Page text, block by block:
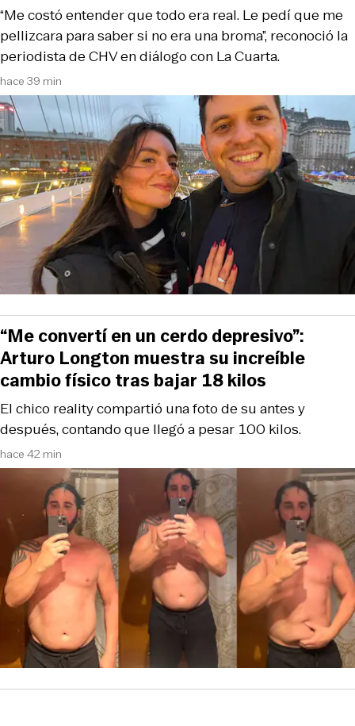
hace 39 min
“Me costó entender que todo era real. Le pedí que me
pellizcara para saber si no era una broma”, reconoció la
periodista de CHV en diálogo con La Cuarta.
hace 42 min
El chico reality compartió una foto de su antes y
después, contando que llegó a pesar 100 kilos.
“Me convertí en un cerdo depresivo”:
Arturo Longton muestra su increíble
cambio físico tras bajar 18 kilos